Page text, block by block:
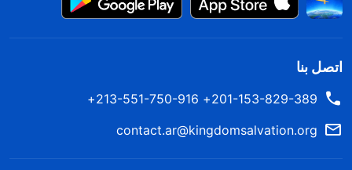
اتصل بنا
201-153-829-389+ 213-551-750-916+
contact.ar@kingdomsalvation.org